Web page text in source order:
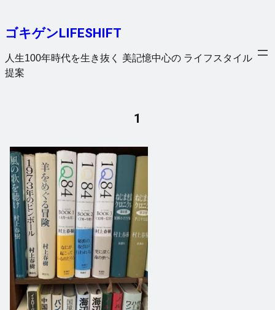
を
ス
キ
ゴキゲンLIFESHIFT
人生100年時代を生き抜く 美記憶中心の ライフスタイル
提案
1